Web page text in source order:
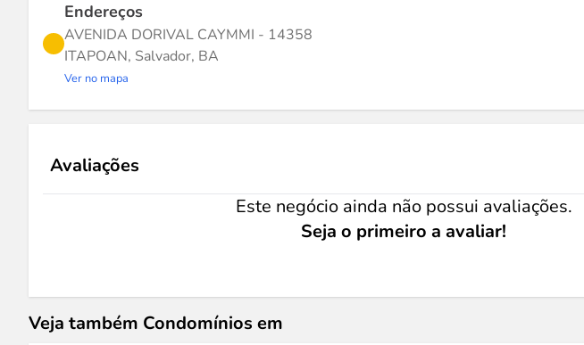
Endereços
AVENIDA DORIVAL CAYMMI - 14358
ITAPOAN, Salvador, BA
Ver no mapa
Avaliações
Este negócio ainda não possui avaliações.
Seja o primeiro a avaliar!
Veja também Condomínios em